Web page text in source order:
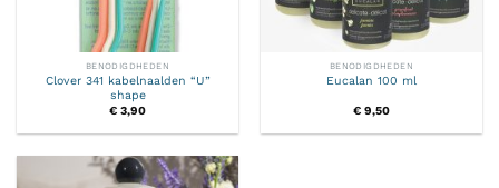
BENODIGDHEDEN
Clover 341 kabelnaalden “U”
shape
€ 3,90
BENODIGDHEDEN
Eucalan 100 ml
€ 9,50